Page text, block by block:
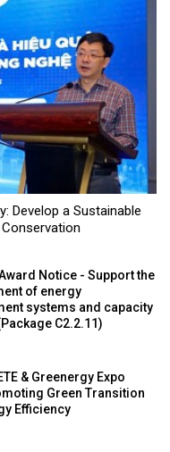
Develop a Sustainable
Notice - Support the
of energy
systems and capacity
C2.2.11)
& Greenergy Expo
Green Transition
Efficiency